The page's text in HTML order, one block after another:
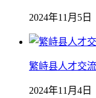
2024年11月5日
繁峙县人才交
2024年11月4日